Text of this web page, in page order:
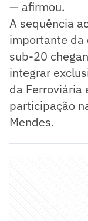
— afirmou.
A sequência
importante da
sub-20
integrar
da Ferroviária
participação
Mendes.